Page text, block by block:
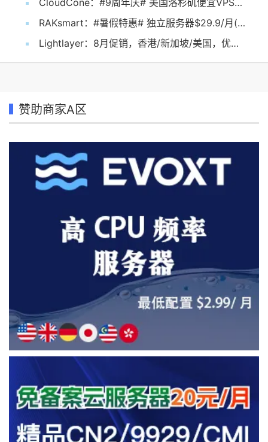
RAKsmart：#暑假特惠# 独立服务器$29.9/月(有站群)，香港/日本/美国机房，网络可选“国际/大陆优化/精品CN2”
Lightlayer：8月促销，香港/新加坡/美国，优化线路，独立服务器低至$57/月
赞助商家A区